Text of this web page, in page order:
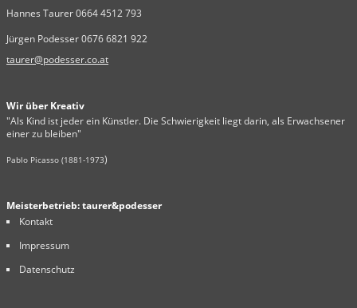
Hannes Taurer 0664 4512 793
Jürgen Podesser 0676 6821 922
taurer@podesser.co.at
Wir über Kreativ
"Als Kind ist jeder ein Künstler. Die Schwierigkeit liegt darin, als Erwachsener
einer zu bleiben"
Pablo Picasso (1881-1973)
Meisterbetrieb: taurer&podesser
Kontakt
Impressum
Datenschutz